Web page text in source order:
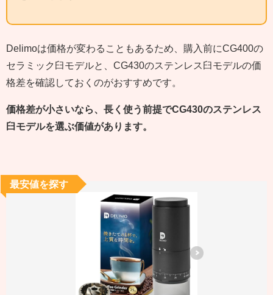
Delimoは価格が変わることもあるため、購入前にCG400の
セラミック臼モデルと、CG430のステンレス臼モデルの価
格差を確認しておくのがおすすめです。
価格差が小さいなら、長く使う前提でCG430のステンレス
臼モデルを選ぶ価値があります。
最安値を探す